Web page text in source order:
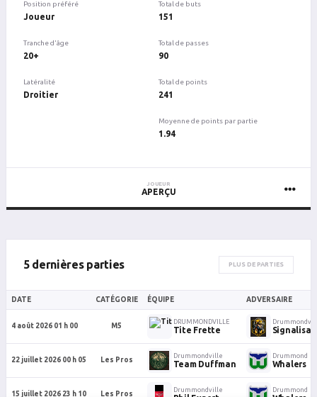
Position préféré
Joueur
Tranche d'âge
20+
Latéralité
Droitier
Total de buts
151
Total de passes
90
Total de points
241
Moyenne de points par partie
1.94
JOUEUR
APERÇU
5 dernières parties PLUS DE PARTIES
DATE CATÉGORIE ÉQUIPE ADVERSAIRE
4 août 2026 01 h 00 M5
DRUMMONDVILLE
Tite Frette
22 juillet 2026 00 h 05 Les Pros
Drummondville
Team Duffman
Drummond
Whalers
15 juillet 2026 23 h 10 Les Pros
Drummondville Drummond